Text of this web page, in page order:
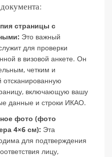
страницы с
Это важный
для проверки
в визовой анкете. Он
четким и
отсканированную
включающую вашу
данные и строки ИКАО.
фото (фото
4×6 см): Эта
для подтверждения
лицу,